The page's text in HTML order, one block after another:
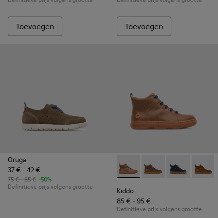
Toevoegen Toevoegen
Oruga
37 € - 42 €
75 € - 85 € -50%
Definitieve prijs volgens grootte
Kiddo - K900189-002 -
Kiddo - K900189-
Kiddo -Kiddo
Kiddo
85 € - 95 €
Definitieve prijs volgens grootte